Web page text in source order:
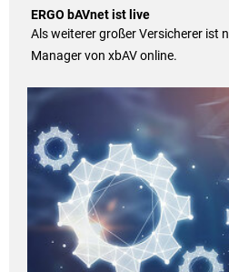
ERGO bAVnet ist live
Als weiterer großer Versicherer ist
Manager von xbAV online.